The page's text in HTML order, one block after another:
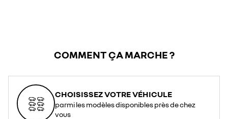
COMMENT ÇA MARCHE ?
CHOISISSEZ VOTRE VÉHICULE
parmi les modèles disponibles près de chez
vous